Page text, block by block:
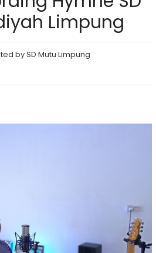
Limpung
bySD Mutu Limpung